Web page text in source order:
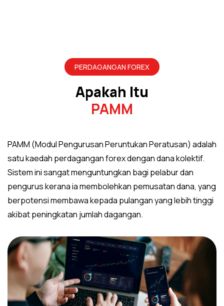
PERDAGANGAN FOREX
Apakah Itu
PAMM
PAMM (Modul Pengurusan Peruntukan Peratusan) adalah
satu kaedah perdagangan forex dengan dana kolektif.
Sistem ini sangat menguntungkan bagi pelabur dan
pengurus kerana ia membolehkan pemusatan dana, yang
berpotensi membawa kepada pulangan yang lebih tinggi
akibat peningkatan jumlah dagangan.